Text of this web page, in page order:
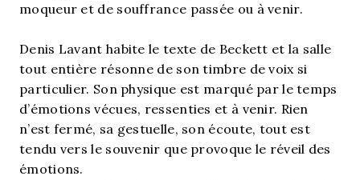
moqueur et de souffrance passée ou à venir.
Denis Lavant habite le texte de Beckett et la salle
tout entière résonne de son timbre de voix si
particulier. Son physique est marqué par le temps
d’émotions vécues, ressenties et à venir. Rien
n’est fermé, sa gestuelle, son écoute, tout est
tendu vers le souvenir que provoque le réveil des
émotions.